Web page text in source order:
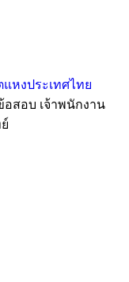
หงประเทศไทย
อสอบ เจ้าพนักงาน